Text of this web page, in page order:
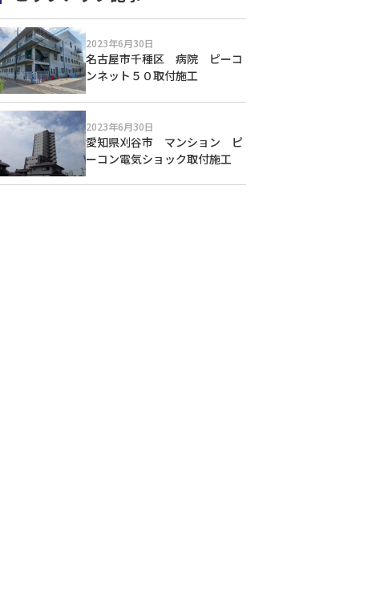
2023年6月30日
名古屋市千種区 病院 ピーコ
ンネット５０取付施工
2023年6月30日
愛知県刈谷市 マンション ピ
ーコン電気ショック取付施工